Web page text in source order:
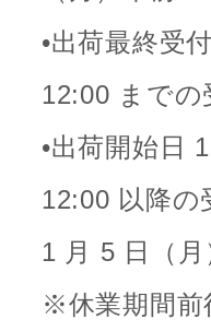
•出荷最終受
12:00 までの
•出荷開始日
12:00 以降の
1 月 5 日（
※休業期間前